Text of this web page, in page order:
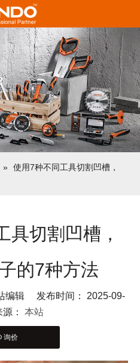
» 使用7种不同工具切割凹槽，
具切割凹槽，
的7种方法
辑 发布时间： 2025-09-
： 本站
询价